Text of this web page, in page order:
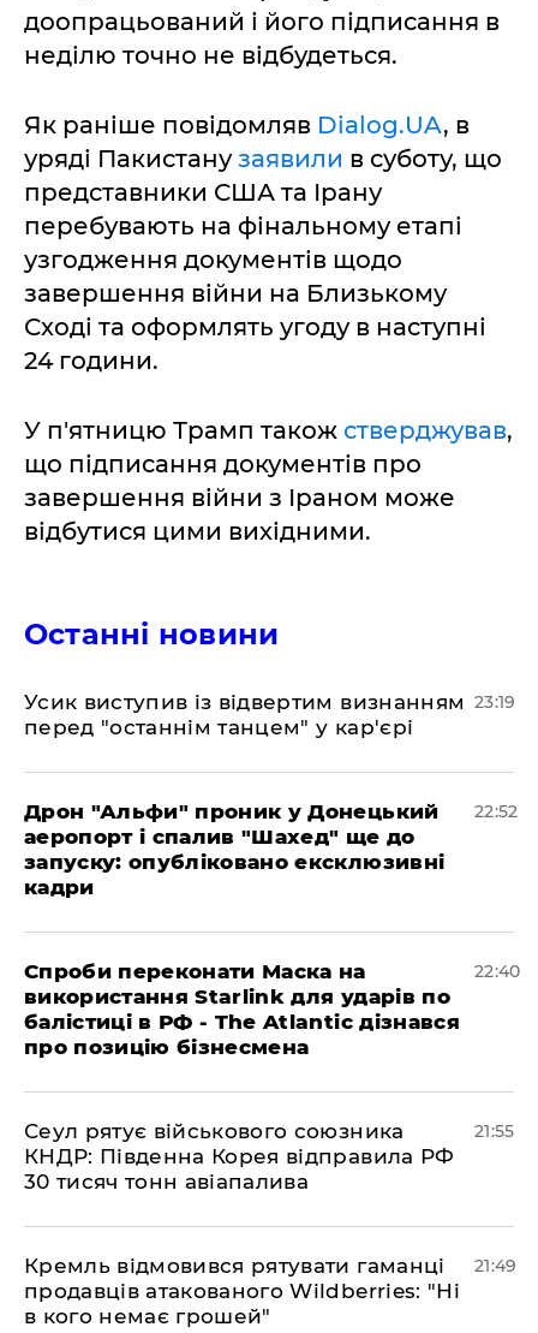
доопрацьований і його підписання в
неділю точно не відбудеться.
Як раніше повідомляв Dialog.UA, в
уряді Пакистанузаявили в суботу, що
представники США та Ірану
перебувають на фінальному етапі
узгодження документів щодо
завершення війни на Близькому
Сході та оформлять угоду в наступні
24 години.
У п'ятницю Трамп також стверджував,
що підписання документів про
завершення війни з Іраном може
відбутися цими вихідними.
Останні новини
​Усик виступив із відвертим визнанням
перед "останнім танцем" у кар'єрі
23:19
​Дрон "Альфи" проник у Донецький
аеропорт і спалив "Шахед" ще до
запуску: опубліковано ексклюзивні
кадри
22:52
​Спроби переконати Маска на
використання Starlink для ударів по
балістиці в РФ - The Atlantic дізнався
про позицію бізнесмена
22:40
​Сеул рятує військового союзника
КНДР: Південна Корея відправила РФ
30 тисяч тонн авіапалива
21:55
​Кремль відмовився рятувати гаманці
продавців атакованого Wildberries: "Ні
в кого немає грошей"
21:49